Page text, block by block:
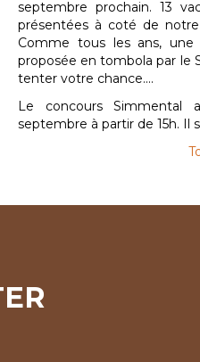
septembre prochain. 13
présentées à coté de
Comme tous les ans, une
proposée en tombola par le
tenter votre chance....
Le concours Simmental
septembre à partir de 15h. Il